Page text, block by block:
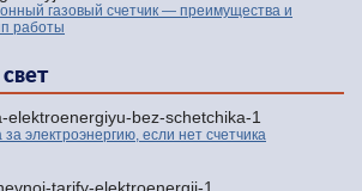
газовый счетчик — преимущества и
работы
электроэнергию, если нет счетчика